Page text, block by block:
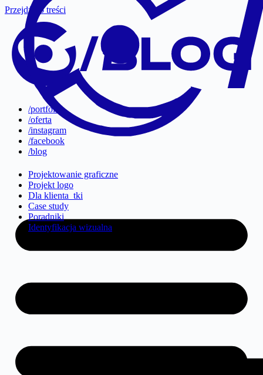
Przejdź do treści
/portfolio
/oferta
/instagram
/facebook
/blog
Projektowanie graficzne
Projekt logo
Dla klienta_tki
Case study
Poradniki
Identyfikacja wizualna